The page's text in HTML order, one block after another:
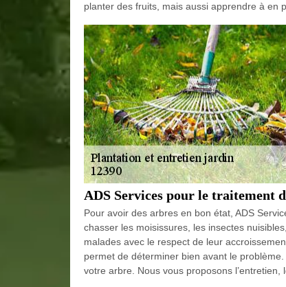
planter des fruits, mais aussi apprendre à en
ADS Services pour le traitement
Pour avoir des arbres en bon état, ADS
chasser les moisissures, les insectes
malades avec le respect de leur
permet de déterminer bien avant le
votre arbre. Nous vous proposons l’entretien,